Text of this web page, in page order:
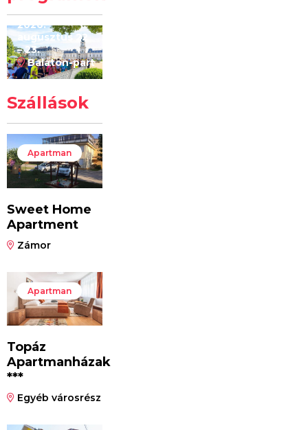
2026.
augusztus 22
– 23.
Balaton-part
Szállások
Apartman
Sweet Home
Apartment
Zámor
Apartman
Topáz
Apartmanházak
***
Egyéb városrész